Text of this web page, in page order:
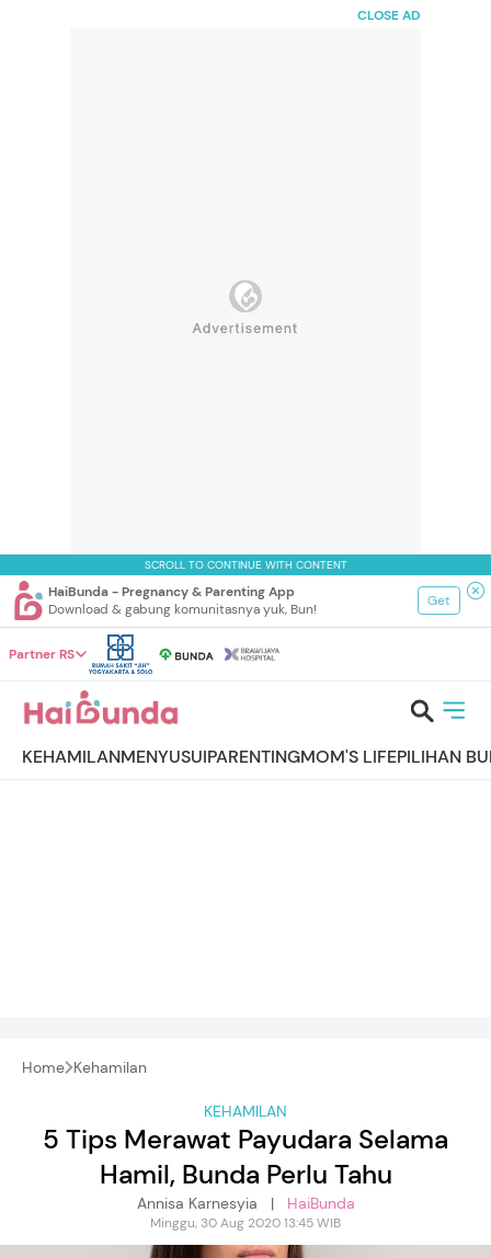
CLOSE AD
SCROLL TO CONTINUE WITH CONTENT
HaiBunda - Pregnancy & Parenting App
Download & gabung komunitasnya yuk, Bun!
Get
Partner RS
KEHAMILANMENYUSUIPARENTINGMOM'S LIFEPILIHAN
Home Kehamilan
KEHAMILAN
5 Tips Merawat Payudara Selama
Hamil, Bunda Perlu Tahu
Annisa Karnesyia | HaiBunda
Minggu, 30 Aug 2020 13:45 WIB